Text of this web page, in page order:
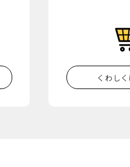
くわし